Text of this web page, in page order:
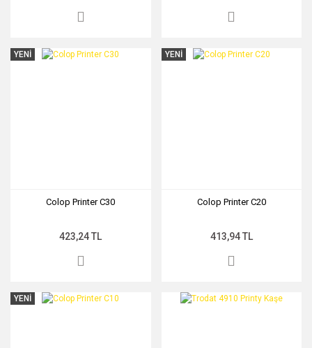
YENİ
Colop Printer C30
423,24 TL
YENİ
Colop Printer C20
413,94 TL
YENİ